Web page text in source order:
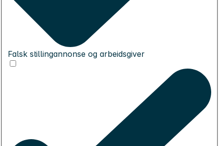
Falsk stillingannonse og arbeidsgiver